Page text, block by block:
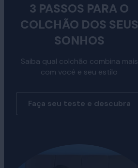
3 PASSOS PARA O
COLCHÃO DOS SEUS
SONHOS
Saiba qual colchão combina mais
com você e seu estilo
Faça seu teste e descubra